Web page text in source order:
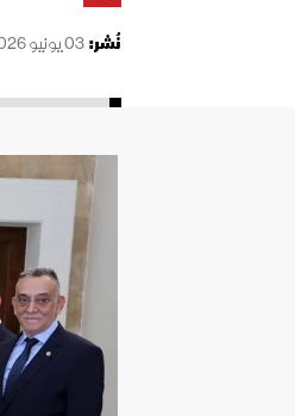
نُشر:03 يونيو 2026 01:43